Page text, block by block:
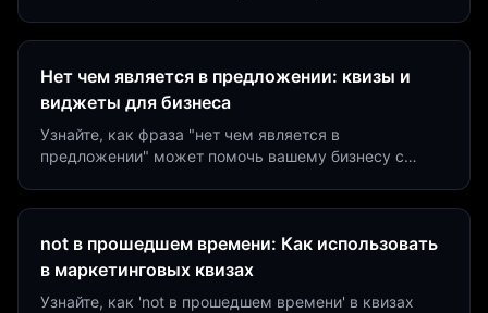
Нет чем является в предложении: квизы и
виджеты для бизнеса
Узнайте, как фраза "нет чем является в
предложении" может помочь вашему бизнесу с
not в прошедшем времени: Как использовать
в маркетинговых квизах
Узнайте, как 'not в прошедшем времени' в квизах